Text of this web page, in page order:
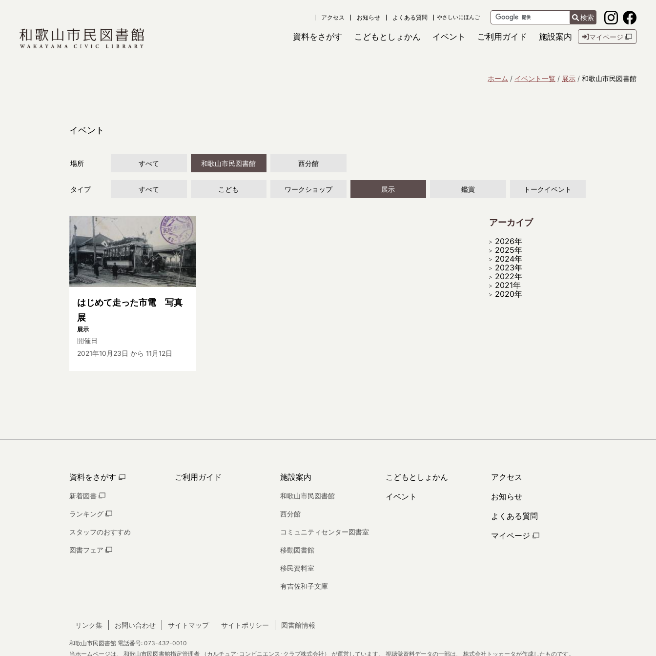
アクセス お知らせ よくある質問 やさしいにほんご 検索
資料をさがす こどもとしょかん イベント ご利用ガイド 施設案内 マイページ
ホーム イベント一覧 展示 和歌山市民図書館
イベント
場所 すべて 和歌山市民図書館 西分館
タイプ すべて こども ワークショップ 展示 鑑賞 トークイベント
はじめて走った市電 写真
展
展示
開催日
2021年10月23日 から 11月12日
アーカイブ
2026年
2025年
2024年
2023年
2022年
2021年
2020年
資料をさがす
新着図書
ランキング
スタッフのおすすめ
図書フェア
ご利用ガイド 施設案内
和歌山市民図書館
西分館
コミュニティセンター図書室
移動図書館
移民資料室
有吉佐和子文庫
こどもとしょかん
イベント
アクセス
お知らせ
よくある質問
マイページ
和歌山市民図書館 電話番号: 073-432-0010
当ホームページは、
和歌山市民図書館指定管理者 （カルチュア･コンビニエンス･クラブ株式会社） が運営しています。 視聴覚資料データの一部は、 株式会社トッカータが作成したものです。
リンク集 お問い合わせ サイトマップ サイトポリシー 図書館情報